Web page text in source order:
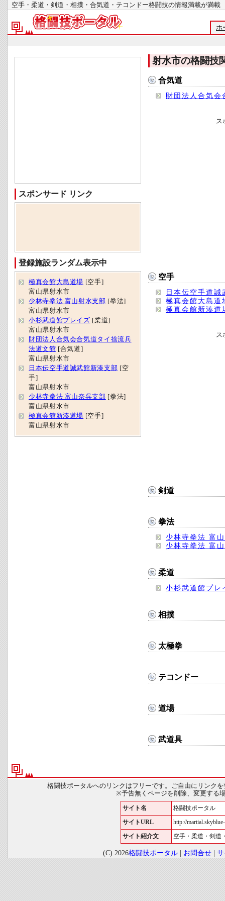
空手・柔道・剣道・相撲・合気道・テコンドー格闘技の情報満載が
ホ
射水市の格闘技
合気道
財団法人合気会
ス
空手
日本伝空手道誠
極真会館大島道
極真会館新湊道
ス
剣道
拳法
少林寺拳法 富
少林寺拳法 富
柔道
小杉武道館プレ
相撲
太極拳
テコンドー
道場
武道具
スポンサード リンク
登録施設ランダム表示中
極真会館大島道場 [空手]
富山県射水市
少林寺拳法 富山射水支部 [拳法]
富山県射水市
小杉武道館プレイズ [柔道]
富山県射水市
財団法人合気会合気道タイ捨流兵
法道文館 [合気道]
富山県射水市
日本伝空手道誠武館新湊支部 [空
手]
富山県射水市
少林寺拳法 富山奈呉支部 [拳法]
富山県射水市
極真会館新湊道場 [空手]
富山県射水市
格闘技ポータルへのリンクはフリーです。ご自由にリンク
※予告無くページを削除、変更する
サイト名 格闘技ポータル
サイトURL http://
サイト紹介文 空手・柔道・剣道
(C) 2026格闘技ポータル| お問合せ|